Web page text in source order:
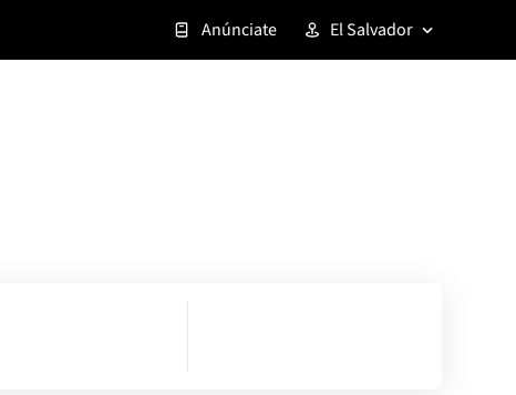
Anúnciate El Salvador